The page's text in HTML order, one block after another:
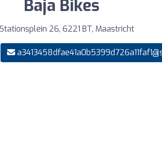
Baja Bikes
Stationsplein 26, 6221 BT, Maastricht